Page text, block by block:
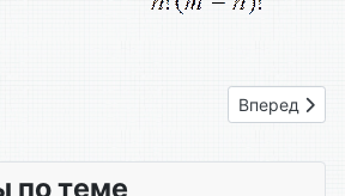
Функции Следующий:
Вперед
по теме